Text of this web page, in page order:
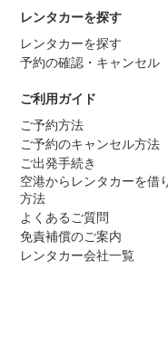
レンタカーを探す
レンタカーを探す
予約の確認・キャンセル
ご利用ガイド
ご予約方法
ご予約のキャンセル方法
ご出発手続き
空港からレンタカーを借
方法
よくあるご質問
免責補償のご案内
レンタカー会社一覧